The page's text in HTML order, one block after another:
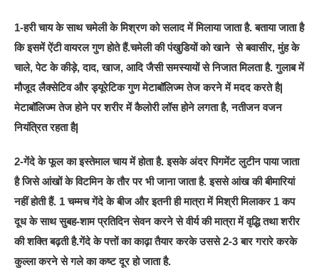
1-हरी चाय के साथ चमेली के मिश्रण को सलाद में मिलाया जाता है. बताया जाता है
कि इसमें ऐंटी वायरल गुण होते हैं.चमेली की पंखुडियों को खाने से बवासीर, मुंह के
चाले, पेट के कीड़े, दाद, खाज, आदि जैसी समस्यायों से निजात मिलता है. गुलाब में
मौजूद लैक्सेटिव और ड्यूरेटिक गुण मेटाबॉलिज्म तेज करने में मदद करते है|
मेटाबॉलिज्म तेज होने पर शरीर में कैलोरी लॉस होने लगता है, नतीजन वजन
नियंत्रित रहता है|
2-गेंदे के फूल का इस्तेमाल चाय में होता है. इसके अंदर पिगमेंट लुटीन पाया जाता
है जिसे आंखों के विटमिन के तौर पर भी जाना जाता है. इससे आंख की बीमारियां
नहीं होती हैं. 1 चम्मच गेंदे के बीज और इतनी ही मात्रा में मिश्री मिलाकर 1 कप
दूध के साथ सुबह-शाम प्रतिदिन सेवन करने से वीर्य की मात्रा में वृद्धि तथा शरीर
की शक्ति बढ़ती है.गेंदे के पत्तों का काढ़ा तैयार करके उससे 2-3 बार गरारे करके
कुल्ला करने से गले का कष्ट दूर हो जाता है.